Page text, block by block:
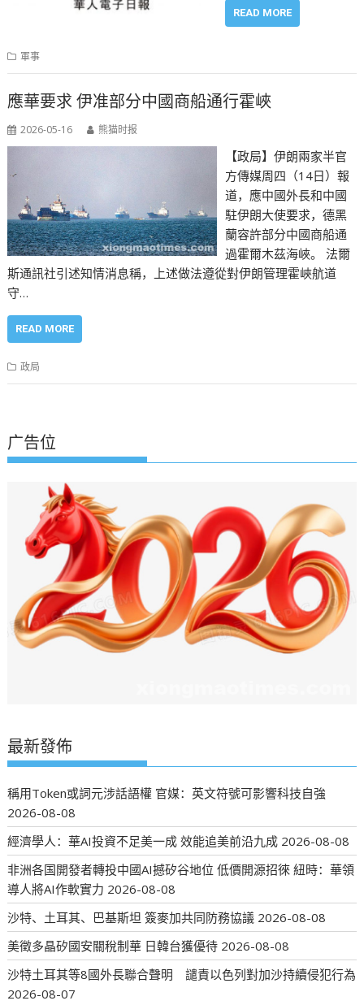
READ MORE
軍事
應華要求 伊准部分中國商船通行霍峽
2026-05-16 熊猫时报
【政局】伊朗兩家半官
方傳媒周四（14日）報
道，應中國外長和中國
駐伊朗大使要求，德黑
蘭容許部分中國商船通
過霍爾木茲海峽。 法爾
斯通訊社引述知情消息稱，上述做法遵從對伊朗管理霍峽航道
守…
READ MORE
政局
广告位
最新發佈
稱用Token或詞元涉話語權 官媒：英文符號可影響科技自強
2026-08-08
經濟學人：華AI投資不足美一成 效能追美前沿九成 2026-08-08
非洲各国開發者轉投中國AI撼矽谷地位 低價開源招徠 紐時：華領
導人將AI作軟實力 2026-08-08
沙特、土耳其、巴基斯坦 簽麥加共同防務協議 2026-08-08
美徵多晶矽國安關稅制華 日韓台獲優待 2026-08-08
沙特土耳其等8國外長聯合聲明 譴責以色列對加沙持續侵犯行為
2026-08-07